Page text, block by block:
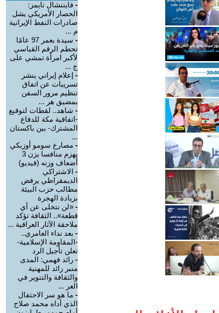
- فايننشال تايمز:
الحصار الأمريكي يشل
صادرات النفط الإيرانية
م ...
-
سيدة بعمر 97 عامًا
تحطم الرقم القياسي
لأكبر امرأة تمشي على
ج ...
- إعلام إيراني ينشر
تسريبات عن اتفاق
تنظيم مرور السفن
بمضيق هر ...
- شاهد.. لقطات لتوقيع
-اتفاقية مكة للدفاع
المشترك- بين باكستان
...
- مصارع سومو أوزبكي
يهزم منافسا يزن 3
أضعاف وزنه (فيديو)
- الاشتراكي
الديمقراطي يرفض
مطالب حزب البيئة
بزيادة الهجرة
- «لن نتخلى عن أي
قطعة».. الثقافة تؤكد
ملاحقة الآثار العراقية ...
- بعد نداء العامري..
-المقاومة الإسلامية-
تعلن تأجيل الرد
- رائد فهمي: المدى
منبر رائد للمهنية
والثقافة والتنوير في
العر ...
- ما هو سر الاحتفال
الذي أداه محمد صلاح